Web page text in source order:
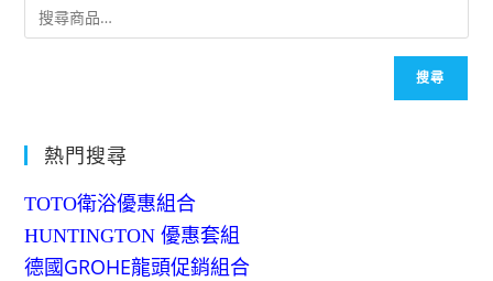
搜尋
熱門搜尋
TOTO衛浴優惠組合
HUNTINGTON 優惠套組
德國GROHE龍頭促銷組合